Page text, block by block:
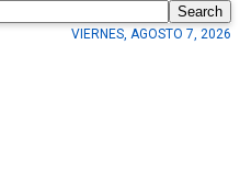
Search
VIERNES, AGOSTO 7, 2026